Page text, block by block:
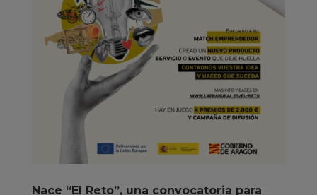
Nace “El Reto”, una convocatoria para